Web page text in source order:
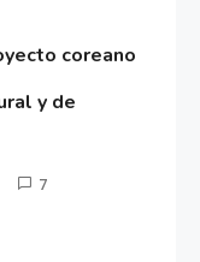
coreano
y de
7